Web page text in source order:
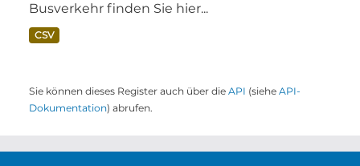
Busverkehr finden Sie hier...
CSV
Sie können dieses Register auch über die API (siehe API-
Dokumentation) abrufen.